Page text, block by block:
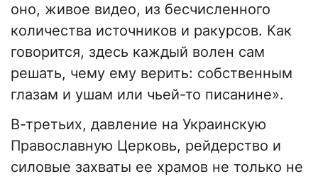
оно, живое видео, из бесчисленного
количества источников и ракурсов. Как
говорится, здесь каждый волен сам
решать, чему ему верить: собственным
глазам и ушам или чьей-то писанине».
В-третьих, давление на Украинскую
Православную Церковь, рейдерство и
силовые захваты ее храмов не только не